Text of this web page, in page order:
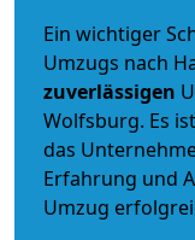
Ein wichtiger
Umzugs nach
zuverlässigen
Wolfsburg. Es
das
Erfahrung und
Umzug